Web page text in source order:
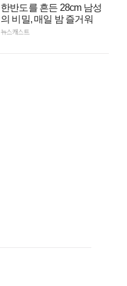
한반도를 흔든 28cm 남성
의 비밀, 매일 밤 즐거워
뉴스캐스트